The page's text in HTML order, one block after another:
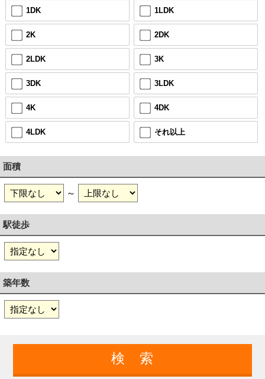
1DK 1LDK
2K 2DK
2LDK 3K
3DK 3LDK
4K 4DK
4LDK それ以上
面積
～
駅徒歩
築年数